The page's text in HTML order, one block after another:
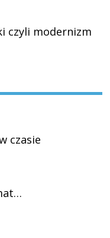
czyli modernizm
czasie